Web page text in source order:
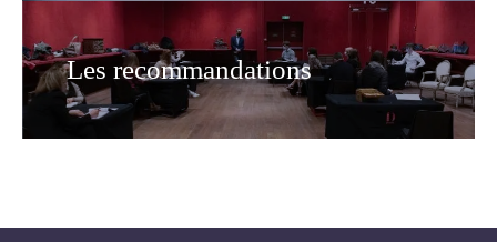
Les recommandations